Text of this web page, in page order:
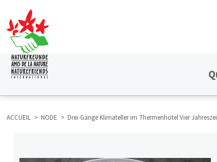
contenu
principal
HAUPTNAVIGATION
ACCUEIL NODE Drei-Gänge Klimateller im Thermenhotel Vier